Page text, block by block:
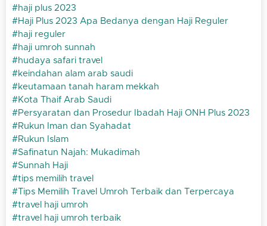
haji plus 2023
Haji Plus 2023 Apa Bedanya dengan Haji Reguler
haji reguler
haji umroh sunnah
hudaya safari travel
keindahan alam arab saudi
keutamaan tanah haram mekkah
Kota Thaif Arab Saudi
Persyaratan dan Prosedur Ibadah Haji ONH Plus 2023
Rukun Iman dan Syahadat
Rukun Islam
Safinatun Najah: Mukadimah
Sunnah Haji
tips memilih travel
Tips Memilih Travel Umroh Terbaik dan Terpercaya
travel haji umroh
travel haji umroh terbaik